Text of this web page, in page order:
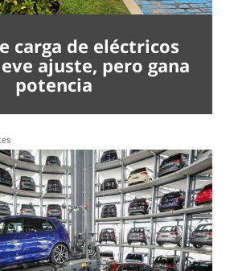
carga de eléctricos
ajuste, pero gana
potencia